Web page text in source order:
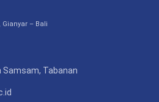
Gianyar – Bali
Samsam, Tabanan